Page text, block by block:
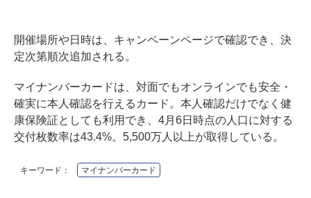
開催場所や日時は、 キャンペーンページで確認でき、決
定次第順次追加される。
マイナンバーカードは、対面でもオンラインでも安全・
確実に本人確認を行えるカード。本人確認だけでなく健
康保険証としても利用でき、4月6日時点の人口に対する
交付枚数率は43.4%。5,500万人以上が取得している。
キーワード： マイナンバーカード